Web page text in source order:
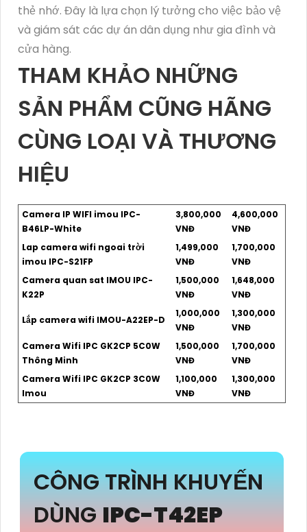
thẻ nhớ. Đây là lựa chọn lý tưởng cho việc bảo vệ
và giám sát các dự án dân dụng như gia đình và
cửa hàng.
THAM KHẢO NHỮNG
SẢN PHẨM CŨNG HÃNG
CÙNG LOẠI VÀ THƯƠNG
HIỆU
Camera IP WIFI imou IPC-
B46LP-White
3,800,000
VNĐ
4,600,000
VNĐ
Lap camera wifi ngoai trời
imou IPC-S21FP
1,499,000
VNĐ
1,700,000
VNĐ
Camera quan sat IMOU IPC-
K22P
1,500,000
VNĐ
1,648,000
VNĐ
Lắp camera wifi IMOU-A22EP-D
1,000,000
VNĐ
1,300,000
VNĐ
Camera Wifi IPC GK2CP 5C0W
Thông Minh
1,500,000
VNĐ
1,700,000
VNĐ
Camera Wifi IPC GK2CP 3C0W
Imou
1,100,000
VNĐ
1,300,000
VNĐ
CÔNG TRÌNH KHUYẾN
DÙNGIPC-T42EP